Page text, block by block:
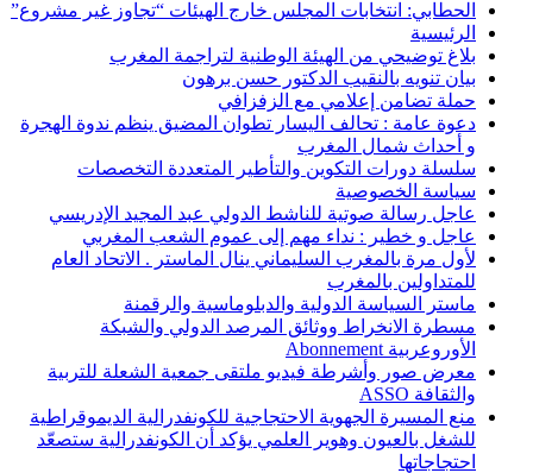
الحطابي: انتخابات المجلس خارج الهيئات “تجاوز غير مشروع”
الرئيسية
بلاغ توضيحي من الهيئة الوطنية لتراجمة المغرب
بيان تنويه بالنقيب الدكتور حسن برهون
حملة تضامن إعلامي مع الزفزافي
دعوة عامة : تحالف اليسار تطوان المضيق ينظم ندوة الهجرة
و أحداث شمال المغرب
سلسلة دورات التكوين والتأطير المتعددة التخصصات
سياسة الخصوصية
عاجل رسالة صوتية للناشط الدولي عبد المجيد الإدريسي
عاجل و خطير : نداء مهم إلى عموم الشعب المغربي
لأول مرة بالمغرب السليماني ينال الماستر . الاتحاد العام
للمتداولين بالمغرب
ماستر السياسة الدولية والدبلوماسية والرقمنة
مسطرة الانخراط ووثائق المرصد الدولي والشبكة
الأوروعربية Abonnement
معرض صور وأشرطة فيديو ملتقى جمعية الشعلة للتربية
والثقافة ASSO
منع المسيرة الجهوية الاحتجاجية للكونفدرالية الديموقراطية
للشغل بالعيون وهوير العلمي يؤكد أن الكونفدرالية ستصعّد
احتجاجاتها